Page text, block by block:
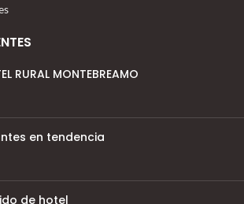
RURAL MONTEBREAMO
en tendencia
de hotel